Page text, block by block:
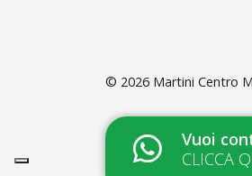
© 2026 Martini Centro
Vuoi
CLICCA